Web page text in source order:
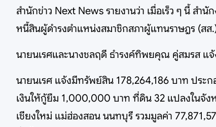
สำนักข่าว Next News รายงานว่า เมื่อเร็ว ๆ นี้ ส
หนี้สินผู้ดำรงตำแหน่งสมาชิกสภาผู้แทนราษฎร (ส
นายนเรศและนางชลฤดี ธำรงค์ทิพยคุณ คู่สมรส
นายนเรศ แจ้งมีทรัพย์สิน 178,264,186 บาท ประ
เงินให้กู้ยืม 1,000,000 บาท ที่ดิน 32 แปลงในจัง
เชียงใหม่ แม่ฮ่องสอน นนทบุรี รวมมูลค่า